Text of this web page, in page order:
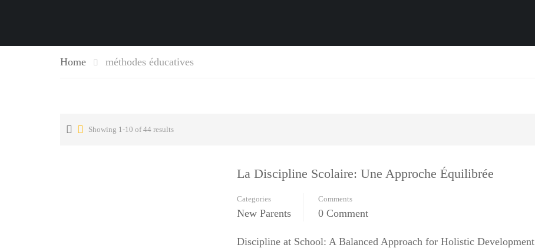
Home méthodes éducatives
Showing 1-10 of 44 results
La Discipline Scolaire: Une Approche Équilibrée
Categories
New Parents
Comments
0 Comment
Discipline at School: A Balanced Approach for Holistic Development